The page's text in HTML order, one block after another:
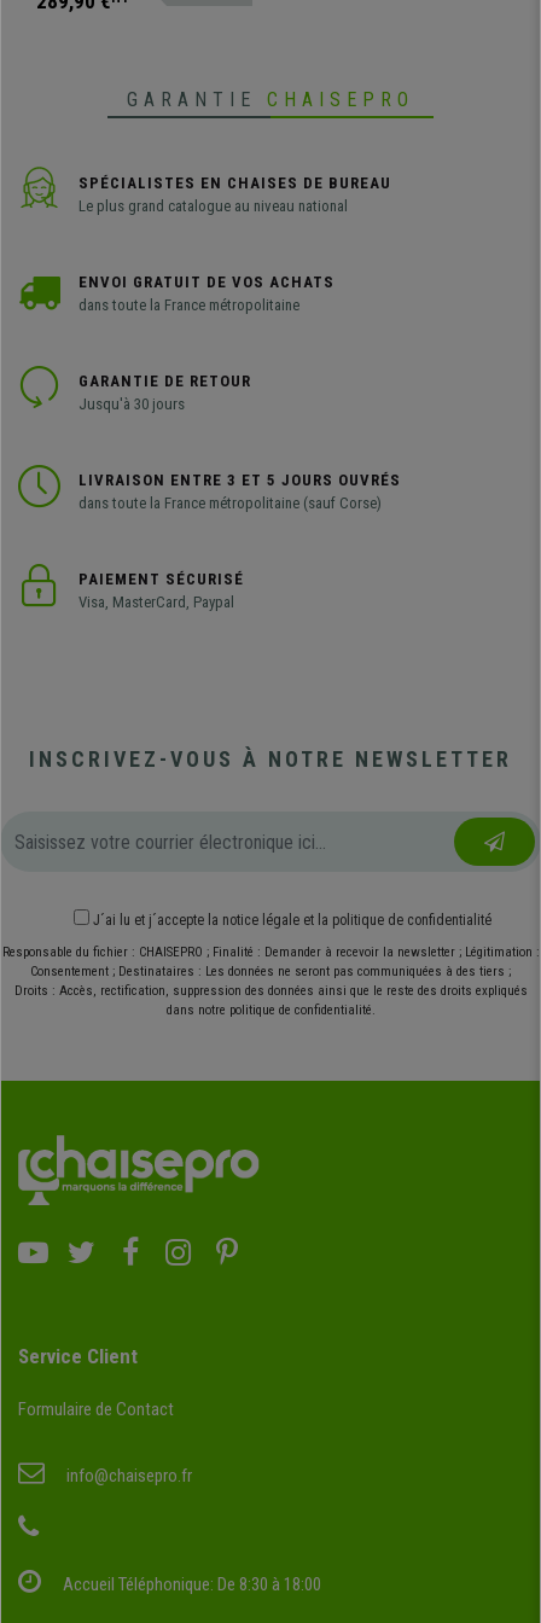
GARANTIE CHAISEPRO
SPÉCIALISTES EN CHAISES DE BUREAU
Le plus grand catalogue au niveau national
ENVOI GRATUIT DE VOS ACHATS
dans toute la France métropolitaine
GARANTIE DE RETOUR
Jusqu'à 30 jours
LIVRAISON ENTRE 3 ET 5 JOURS OUVRÉS
dans toute la France métropolitaine (sauf Corse)
PAIEMENT SÉCURISÉ
Visa, MasterCard, Paypal
INSCRIVEZ-VOUS À NOTRE NEWSLETTER
J´ai lu et j´accepte la notice légale et la politique de confidentialité
Responsable du fichier : CHAISEPRO ; Finalité : Demander à recevoir la newsletter ; Légitimation :
Consentement ; Destinataires : Les données ne seront pas communiquées à des tiers ;
Droits : Accès, rectification, suppression des données ainsi que le reste des droits expliqués
dans notre politique de confidentialité.
Service Client
Formulaire de Contact
info@chaisepro.fr
Accueil Téléphonique: De 8:30 à 18:00